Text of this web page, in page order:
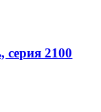
серия 2100